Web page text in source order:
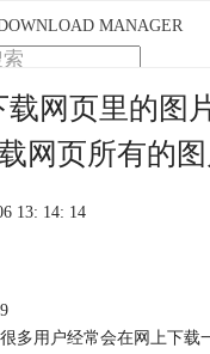
MANAGER
网页里的图
网页所有的
13: 14: 14
多用户经常会在网上下载